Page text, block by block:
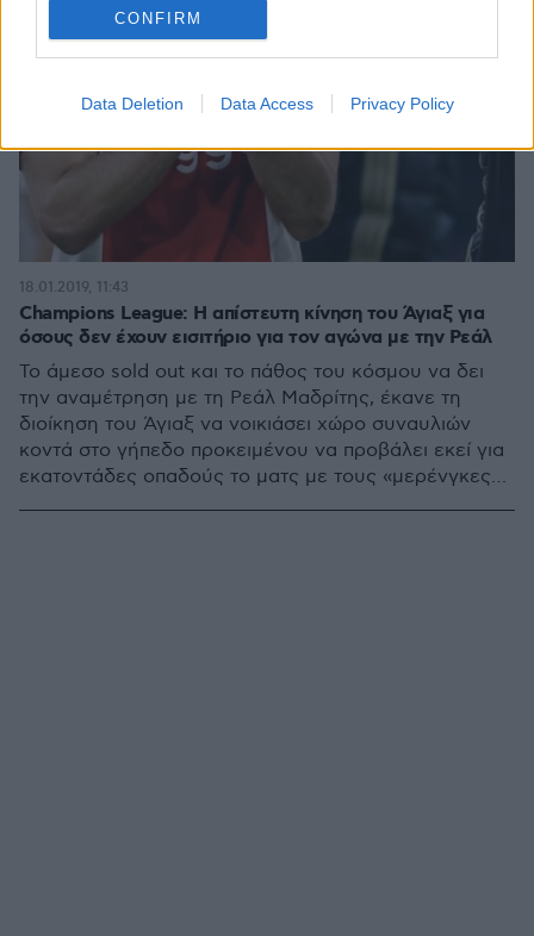
CONFIRM
Data Deletion Data Access Privacy Policy
Champions League: Η απίστευτη κίνηση του Άγιαξ για
όσους δεν έχουν εισιτήριο για τον αγώνα με την Ρεάλ
Το άμεσο sold out και το πάθος του κόσμου να δει
την αναμέτρηση με τη Ρεάλ Μαδρίτης, έκανε τη
διοίκηση του Άγιαξ να νοικιάσει χώρο συναυλιών
κοντά στο γήπεδο προκειμένου να προβάλει εκεί για
εκατοντάδες οπαδούς το ματς με τους «μερένγκες»
18.01.2019, 11:43